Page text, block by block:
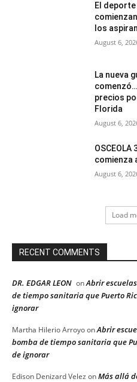
El
los
August 6,
La nueva
precios
Florida
August 6,
comienza
August 6,
Load
RECENT COMMENTS
DR. EDGAR LEON onAbrir
de tiempo sanitaria que Puerto
ignorar
Martha Hilerio ArroyoonAbrir
bomba de tiempo sanitaria que
de ignorar
Edison Denizard Velez onMás allá